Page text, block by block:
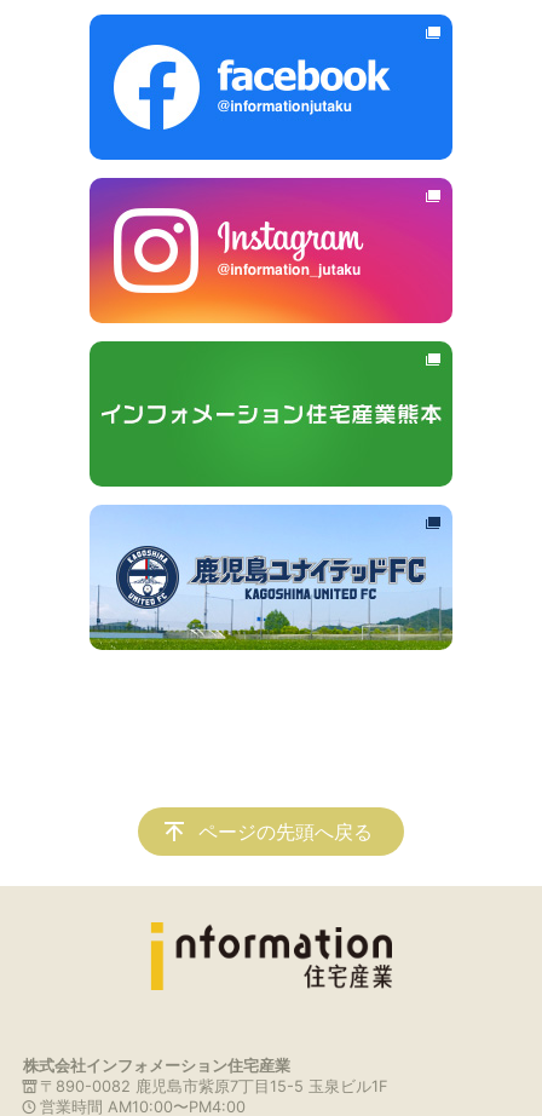
ページの先頭へ戻る
株式会社インフォメーション住宅産業
〒890-0082 鹿児島市紫原7丁目15-5 玉泉ビル1F
営業時間 AM10:00〜PM4:00